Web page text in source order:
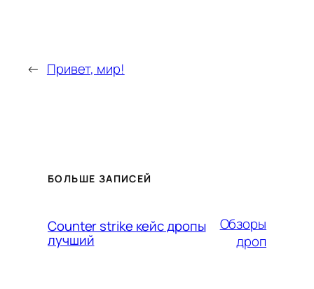
← Привет, мир!
БОЛЬШЕ ЗАПИСЕЙ
Counter strike кейс дропы
лучший
Обзоры
дроп